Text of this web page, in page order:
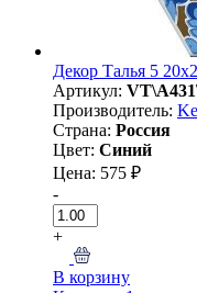
Декор Талья 5
Артикул:
Производитель:
Страна: Россия
Цвет: Синий
Цена: 575 ₽
-
+
В корзину